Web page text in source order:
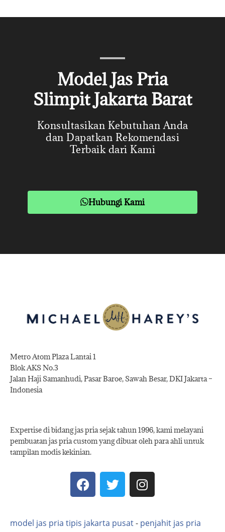
Model Jas Pria
Slimpit Jakarta Barat
Konsultasikan Kebutuhan Anda
dan Dapatkan Rekomendasi
Terbaik dari Kami
Hubungi Kami
Metro Atom Plaza Lantai 1
Blok AKS No.3
Jalan Haji Samanhudi, Pasar Baroe, Sawah Besar, DKI Jakarta –
Indonesia
Expertise di bidang jas pria sejak tahun 1996, kami melayani
pembuatan jas pria custom yang dibuat oleh para ahli untuk
tampilan modis kekinian.
model jas pria tipis jakarta pusat- penjahit jas pria